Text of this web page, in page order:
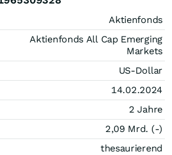
Aktienfonds
Aktienfonds All Cap Emerging
Markets
US-Dollar
14.02.2024
2 Jahre
2,09 Mrd. (-)
thesaurierend